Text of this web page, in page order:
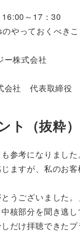
～17：30
やっておくべき
ー株式会社
会社 代表取締役
ト（抜粋
参考になりまし
ますが、私のお
うございました。
核部分を聞き逃
だけ拝聴できた